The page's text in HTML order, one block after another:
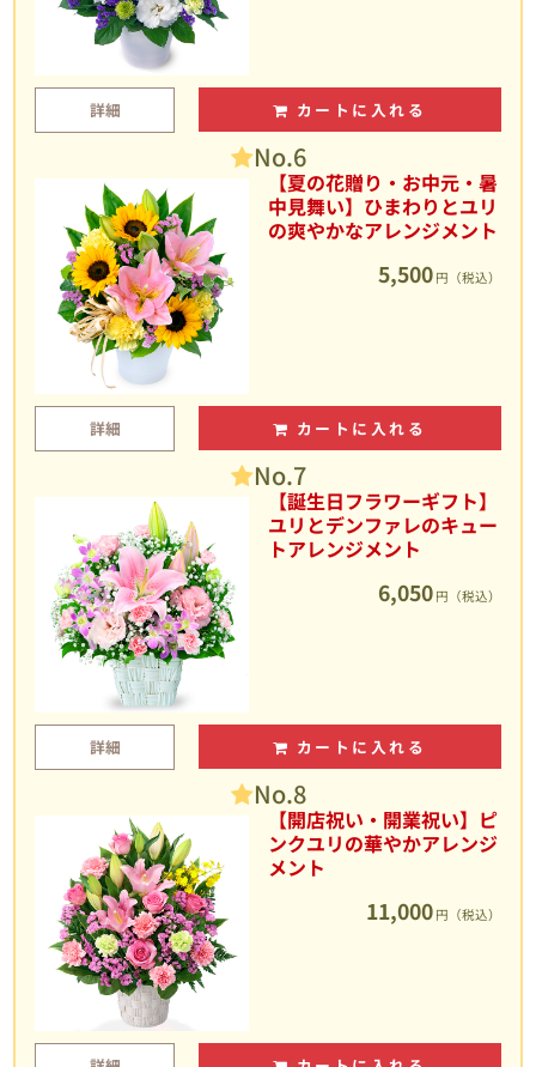
詳細 カートに入れる
No.6
【夏の花贈り・お中元・暑
中見舞い】ひまわりとユリ
の爽やかなアレンジメント
5,500 円（税込）
詳細 カートに入れる
No.7
【誕生日フラワーギフト】
ユリとデンファレのキュー
トアレンジメント
6,050 円（税込）
詳細 カートに入れる
No.8
【開店祝い・開業祝い】ピ
ンクユリの華やかアレンジ
メント
11,000 円（税込）